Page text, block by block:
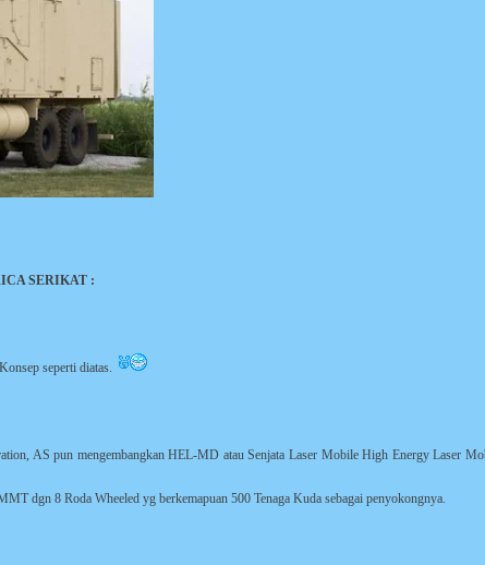
SERIKAT :
seperti diatas.
AS pun mengembangkan HEL-MD atau Senjata Laser Mobile High Energy Laser
dgn 8 Roda Wheeled yg berkemapuan 500 Tenaga Kuda sebagai penyokongnya.